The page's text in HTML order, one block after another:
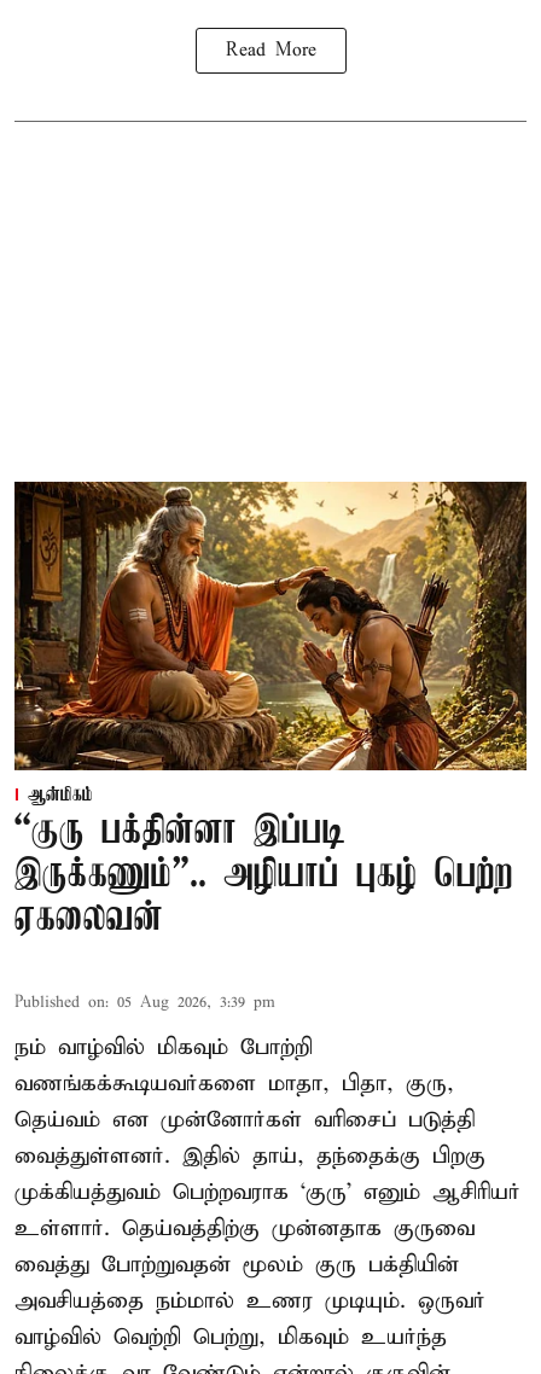
Read More
ஆன்மிகம்
“குரு பக்தின்னா இப்படி
இருக்கணும்”.. அழியாப் புகழ் பெற்ற
ஏகலைவன்
Published on: 05 Aug 2026, 3:39 pm
நம் வாழ்வில் மிகவும் போற்றி
வணங்கக்கூடியவர்களை மாதா, பிதா, குரு,
தெய்வம் என முன்னோர்கள் வரிசைப் படுத்தி
வைத்துள்ளனர். இதில் தாய், தந்தைக்கு பிறகு
முக்கியத்துவம் பெற்றவராக ‘குரு’ எனும் ஆசிரியர்
உள்ளார். தெய்வத்திற்கு முன்னதாக குருவை
வைத்து போற்றுவதன் மூலம் குரு பக்தியின்
அவசியத்தை நம்மால் உணர முடியும். ஒருவர்
வாழ்வில் வெற்றி பெற்று, மிகவும் உயர்ந்த